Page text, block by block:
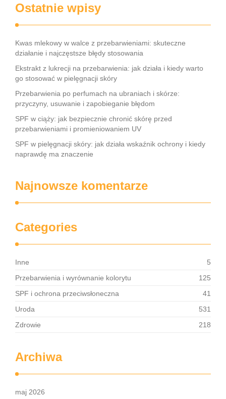
Ostatnie wpisy
Kwas mlekowy w walce z przebarwieniami: skuteczne
działanie i najczęstsze błędy stosowania
Ekstrakt z lukrecji na przebarwienia: jak działa i kiedy warto
go stosować w pielęgnacji skóry
Przebarwienia po perfumach na ubraniach i skórze:
przyczyny, usuwanie i zapobieganie błędom
SPF w ciąży: jak bezpiecznie chronić skórę przed
przebarwieniami i promieniowaniem UV
SPF w pielęgnacji skóry: jak działa wskaźnik ochrony i kiedy
naprawdę ma znaczenie
Najnowsze komentarze
Categories
Inne
5
Przebarwienia i wyrównanie kolorytu
125
SPF i ochrona przeciwsłoneczna
41
Uroda
531
Zdrowie
218
Archiwa
maj 2026